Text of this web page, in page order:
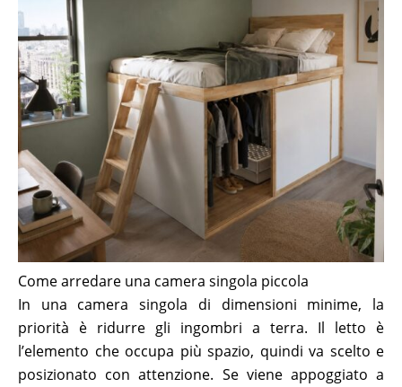
Come arredare una camera singola piccola
In una camera singola di dimensioni minime, la
priorità è ridurre gli ingombri a terra. Il letto è
l’elemento che occupa più spazio, quindi va scelto e
posizionato con attenzione. Se viene appoggiato a